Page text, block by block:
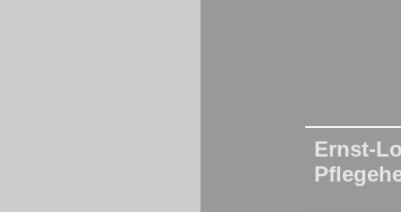
Ernst-